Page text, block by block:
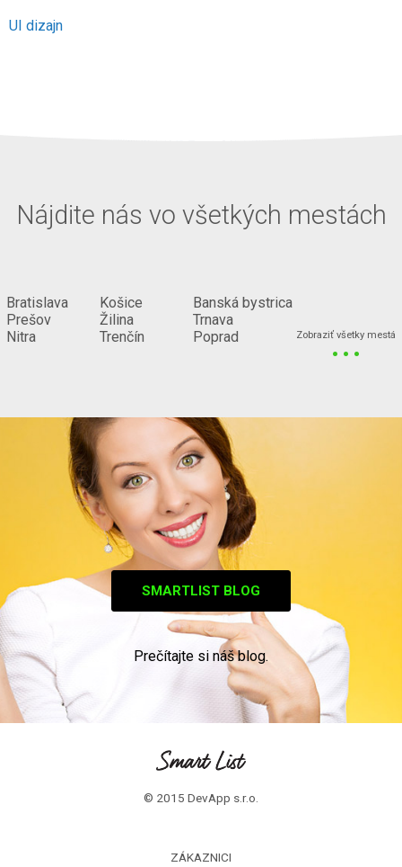
UI dizajn
Nájdite nás vo všetkých mestách
Bratislava
Prešov
Nitra
Košice
Žilina
Trenčín
Banská bystrica
Trnava
Poprad
Zobraziť všetky mestá
...
SMARTLIST BLOG
Prečítajte si náš blog.
© 2015 DevApp s.r.o.
ZÁKAZNICI